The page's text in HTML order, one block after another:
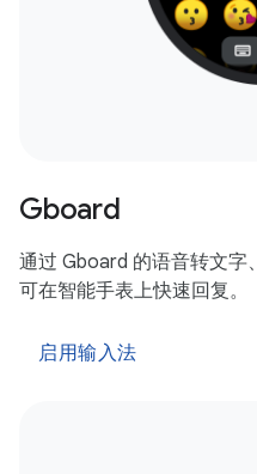
Gboard
通过 Gboard 的语音转文字
可在智能手表上快速回复。
启用输入法